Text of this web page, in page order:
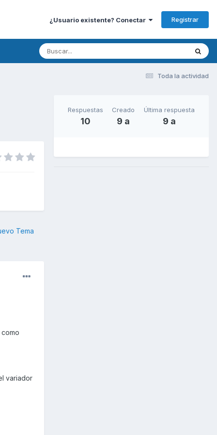
¿Usuario existente? Conectar Registrar
Toda la actividad
Tema
variador
Respuestas
10
Creado
9 a
Última respuesta
9 a